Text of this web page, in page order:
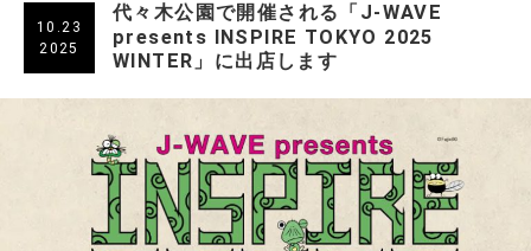
10.23
2025
代々木公園で開催される「J-WAVE
presents INSPIRE TOKYO 2025
WINTER」に出店します